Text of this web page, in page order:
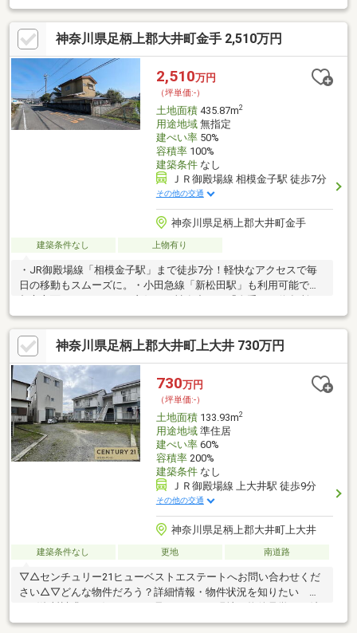
を楽しむセカンドハウス・ゲストハウス・趣味の工房を兼ねた別
荘・保養施設など用途は多彩。駅まではフラットアプローチで徒
歩4分。ぜひ青空の似合う広々とした現地をご覧ください。ご案内
はいつでも可能です。お気軽にご連絡ください。
神奈川県足柄上郡大井町金手 2,510万円
2,510万円
（坪単価:-）
土地面積435.87m2
用途地域無指定
建ぺい率50%
容積率100%
建築条件なし
ＪＲ御殿場線 相模金子駅 徒歩7分
その他の交通
神奈川県足柄上郡大井町金手
建築条件なし 上物有り
・JR御殿場線「相模金子駅」まで徒歩7分！軽快なアクセスで毎
日の移動もスムーズに。・小田急線「新松田駅」も利用可能で、
すぐそば。ちょっとしたお出かけにも便利な立地。・車移動にも
便利な立地で、東名高速「大井松田IC」も近いため、物流・通勤
に強い。・「大井町立大井幼稚園」まで徒歩3分、「大井町立大井
小学校」まで徒歩11分、子育て世帯にも安心・便利な環境。・南
側に高い建物など
神奈川県足柄上郡大井町上大井 730万円
730万円
（坪単価:-）
土地面積133.93m2
用途地域準住居
建ぺい率60%
容積率200%
建築条件なし
ＪＲ御殿場線 上大井駅 徒歩9分
その他の交通
神奈川県足柄上郡大井町上大井
建築条件なし 更地 南道路
▽△センチュリー21ヒューベストエステートへお問い合わせくだ
さい△▽どんな物件だろう？詳細情報・物件状況を知りたい
望 →〈見学予約する〉お電話でのお問い合わせも大歓迎です！